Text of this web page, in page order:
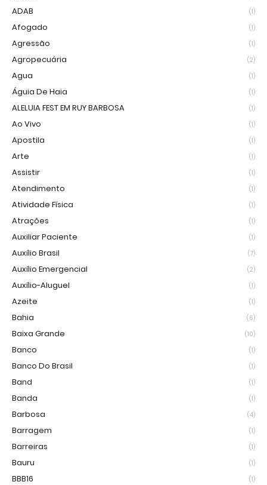
ADAB (1)
Afogado (1)
Agressão (1)
Agropecuária (2)
Agua (1)
Águia De Haia (1)
ALELUIA FEST EM RUY BARBOSA (1)
Ao Vivo (1)
Apostila (1)
Arte (1)
Assistir (1)
Atendimento (1)
Atividade Física (1)
Atrações (1)
Auxiliar Paciente (1)
Auxílio Brasil (7)
Auxílio Emergencial (2)
Auxílio-Aluguel (1)
Azeite (1)
Bahia (6)
Baixa Grande (10)
Banco (1)
Banco Do Brasil (1)
Band (1)
Banda (1)
Barbosa (4)
Barragem (1)
Barreiras (1)
Bauru (1)
BBB16 (1)